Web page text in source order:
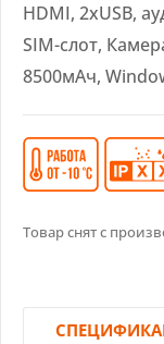
HDMI, 2xUSB,
SIM-слот,
8500мАч,
Товар снят с